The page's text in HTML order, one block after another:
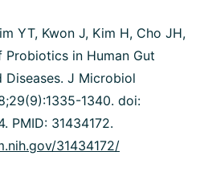
YT, Kwon J, Kim H, Cho JH,
Probiotics in Human Gut
J Microbiol
1340. doi:
PMID: 31434172.
31434172/